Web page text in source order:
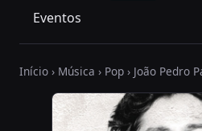
Eventos
Início › Música › Pop › João Pedro